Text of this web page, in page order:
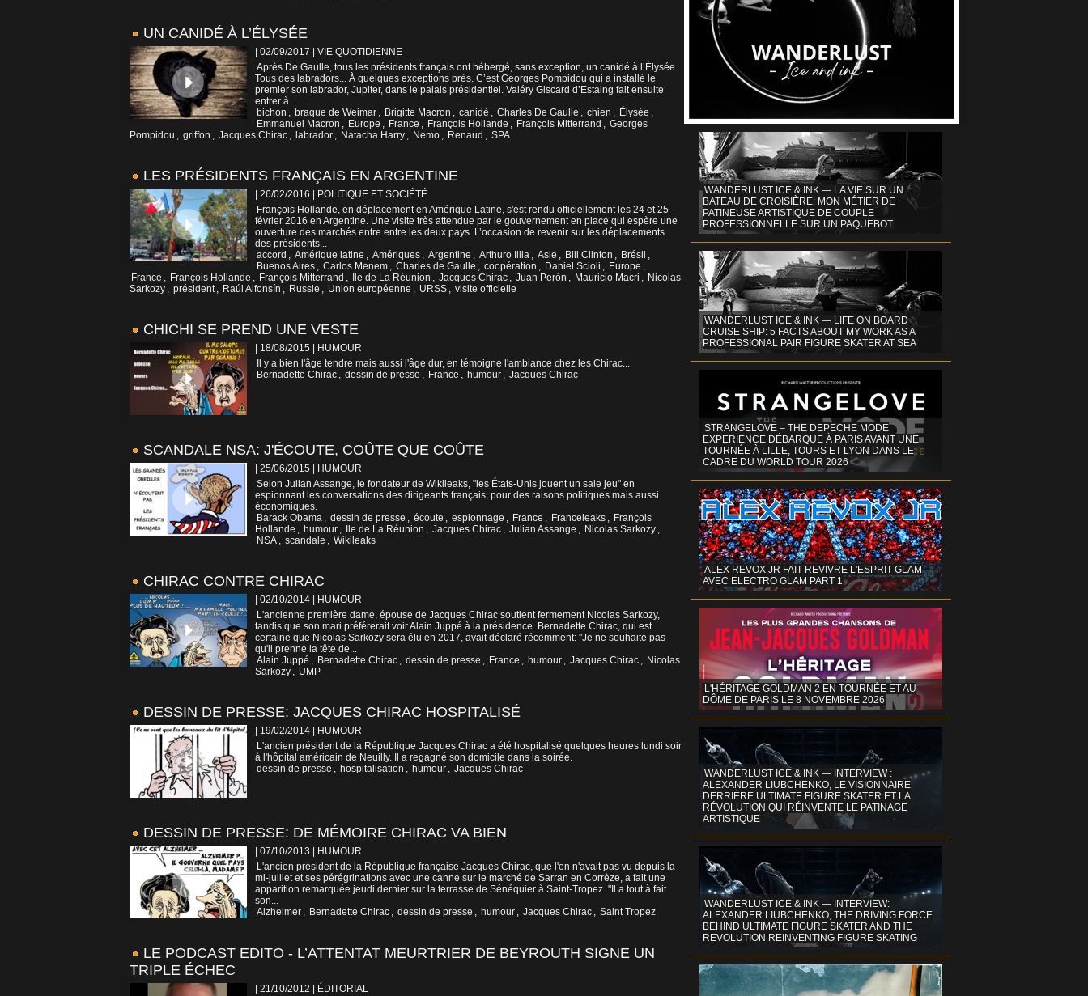
UN CANIDÉ À L’ÉLYSÉE
| 02/09/2017
VIE QUOTIDIENNE
Après De Gaulle, tous les présidents français ont hébergé, sans exception, un canidé à l’Élysée.
Tous des labradors... À quelques exceptions près. C’est Georges Pompidou qui a installé le
premier son labrador, Jupiter, dans le palais présidentiel. Valéry Giscard d’Estaing fait ensuite
entrer à...
bichon , braque de Weimar , Brigitte Macron , canidé , Charles De Gaulle , chien , Élysée ,
Emmanuel Macron , Europe , France , François Hollande , François Mitterrand , Georges
Pompidou , griffon , Jacques Chirac , labrador , Natacha Harry , Nemo , Renaud , SPA
LES PRÉSIDENTS FRANÇAIS EN ARGENTINE
| 26/02/2016
POLITIQUE ET SOCIÉTÉ
François Hollande, en déplacement en Amérique Latine, s'est rendu officiellement les 24 et 25
février 2016 en Argentine. Une visite très attendue par le gouvernement en place qui espère une
ouverture des marchés entre entre les deux pays. L’occasion de revenir sur les déplacements
des présidents...
accord , Amérique latine , Amériques , Argentine , Arthuro Illia , Asie , Bill Clinton , Brésil ,
Buenos Aires , Carlos Menem , Charles de Gaulle , coopération , Daniel Scioli , Europe ,
France , François Hollande , François Mitterrand , Ile de La Réunion , Jacques Chirac , Juan Perón , Mauricio Macri , Nicolas
Sarkozy , président , Raúl Alfonsín , Russie , Union européenne , URSS , visite officielle
CHICHI SE PREND UNE VESTE
| 18/08/2015
HUMOUR
Il y a bien l'âge tendre mais aussi l'âge dur, en témoigne l'ambiance chez les Chirac...
Bernadette Chirac , dessin de presse , France , humour , Jacques Chirac
SCANDALE NSA: J'ÉCOUTE, COÛTE QUE COÛTE
| 25/06/2015
HUMOUR
Selon Julian Assange, le fondateur de Wikileaks, "les États-Unis jouent un sale jeu" en
espionnant les conversations des dirigeants français, pour des raisons politiques mais aussi
économiques.
Barack Obama , dessin de presse , écoute , espionnage , France , Franceleaks , François
Hollande , humour , Ile de La Réunion , Jacques Chirac , Julian Assange , Nicolas Sarkozy ,
NSA , scandale , Wikileaks
CHIRAC CONTRE CHIRAC
| 02/10/2014
HUMOUR
L'ancienne première dame, épouse de Jacques Chirac soutient fermement Nicolas Sarkozy,
tandis que son mari préférerait voir Alain Juppé à la présidence. Bernadette Chirac, qui est
certaine que Nicolas Sarkozy sera élu en 2017, avait déclaré récemment: "Je ne souhaite pas
qu'il prenne la tête de...
Alain Juppé , Bernadette Chirac , dessin de presse , France , humour , Jacques Chirac , Nicolas
Sarkozy , UMP
DESSIN DE PRESSE: JACQUES CHIRAC HOSPITALISÉ
| 19/02/2014
HUMOUR
L'ancien président de la République Jacques Chirac a été hospitalisé quelques heures lundi soir
à l'hôpital américain de Neuilly. Il a regagné son domicile dans la soirée.
dessin de presse , hospitalisation , humour , Jacques Chirac
DESSIN DE PRESSE: DE MÉMOIRE CHIRAC VA BIEN
| 07/10/2013
HUMOUR
L'ancien président de la République française Jacques Chirac, que l'on n'avait pas vu depuis la
mi-juillet et ses pérégrinations avec une canne sur le marché de Sarran en Corrèze, a fait une
apparition remarquée jeudi dernier sur la terrasse de Sénéquier à Saint-Tropez. "Il a tout à fait
son...
Alzheimer , Bernadette Chirac , dessin de presse , humour , Jacques Chirac , Saint Tropez
LE PODCAST EDITO - L’ATTENTAT MEURTRIER DE BEYROUTH SIGNE UN
TRIPLE ÉCHEC
| 21/10/2012
ÉDITORIAL
WANDERLUST ICE & INK — LA VIE SUR UN
BATEAU DE CROISIÈRE: MON MÉTIER DE
PATINEUSE ARTISTIQUE DE COUPLE
PROFESSIONNELLE SUR UN PAQUEBOT
WANDERLUST ICE & INK — LIFE ON BOARD
CRUISE SHIP: 5 FACTS ABOUT MY WORK AS A
PROFESSIONAL PAIR FIGURE SKATER AT SEA
STRANGELOVE – THE DEPECHE MODE
EXPERIENCE DÉBARQUE À PARIS AVANT UNE
TOURNÉE À LILLE, TOURS ET LYON DANS LE
CADRE DU WORLD TOUR 2026
ALEX REVOX JR FAIT REVIVRE L'ESPRIT GLAM
AVEC ELECTRO GLAM PART 1
L'HÉRITAGE GOLDMAN 2 EN TOURNÉE ET AU
DÔME DE PARIS LE 8 NOVEMBRE 2026
WANDERLUST ICE & INK — INTERVIEW :
ALEXANDER LIUBCHENKO, LE VISIONNAIRE
DERRIÈRE ULTIMATE FIGURE SKATER ET LA
RÉVOLUTION QUI RÉINVENTE LE PATINAGE
ARTISTIQUE
WANDERLUST ICE & INK — INTERVIEW:
ALEXANDER LIUBCHENKO, THE DRIVING FORCE
BEHIND ULTIMATE FIGURE SKATER AND THE
REVOLUTION REINVENTING FIGURE SKATING